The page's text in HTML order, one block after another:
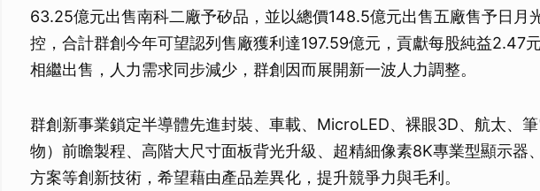
63.25億元出售南科二廠予矽品，並以總價148.5億元出售五廠售予日月
控，合計群創今年可望認列售廠獲利達197.59億元，貢獻每股純益2.47
相繼出售，人力需求同步減少，群創因而展開新一波人力調整。
群創新事業鎖定半導體先進封裝、車載、MicroLED、裸眼3D、航太、
物）前瞻製程、高階大尺寸面板背光升級、超精細像素8K專業型顯示器
方案等創新技術，希望藉由產品差異化，提升競爭力與毛利。